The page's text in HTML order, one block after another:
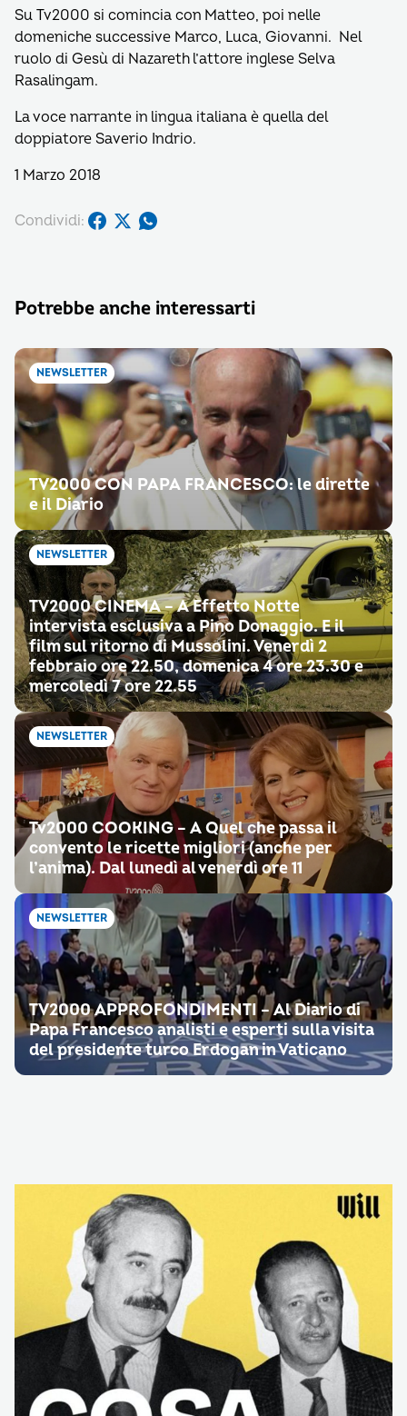
Su Tv2000 si comincia con Matteo, poi nelle
domeniche successive Marco, Luca, Giovanni. Nel
ruolo di Gesù di Nazareth l’attore inglese Selva
Rasalingam.
La voce narrante in lingua italiana è quella del
doppiatore Saverio Indrio.
1 Marzo 2018
Condividi:
Potrebbe anche interessarti
NEWSLETTER
TV2000 CON PAPA FRANCESCO: le dirette
e il Diario
NEWSLETTER
TV2000 CINEMA – A Effetto Notte
intervista esclusiva a Pino Donaggio. E il
film sul ritorno di Mussolini. Venerdì 2
febbraio ore 22.50, domenica 4 ore 23.30 e
mercoledì 7 ore 22.55
NEWSLETTER
Tv2000 COOKING – A Quel che passa il
convento le ricette migliori (anche per
l’anima). Dal lunedì al venerdì ore 11
NEWSLETTER
TV2000 APPROFONDIMENTI – Al Diario di
Papa Francesco analisti e esperti sulla visita
del presidente turco Erdogan in Vaticano